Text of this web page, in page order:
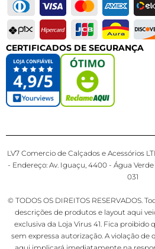
CERTIFICADOS DE SEGURANÇA
LV7 Comercio de Calçados e Acessórios
- Endereço: Av. Iguaçu, 4400 - Água
031
© TODOS OS DIREITOS RESERVADOS.
descrições de produtos e layout aqui
exclusiva da Loja Virus 41. Fica
sem expressa autorização. A violação